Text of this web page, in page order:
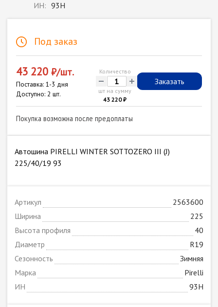
ИН: 93H
Под заказ
43 220 ₽/шт.
Поставка: 1-3 дня
Доступно: 2 шт.
Количество
- +
шт на сумму
43 220 ₽
Заказать
Покупка возможна после предоплаты
Автошина PIRELLI WINTER SOTTOZERO III (J)
225/40/19 93
Артикул
2563600
Ширина
225
Высота профиля
40
Диаметр
R19
Сезонность
Зимняя
Марка
Pirelli
ИН
93H